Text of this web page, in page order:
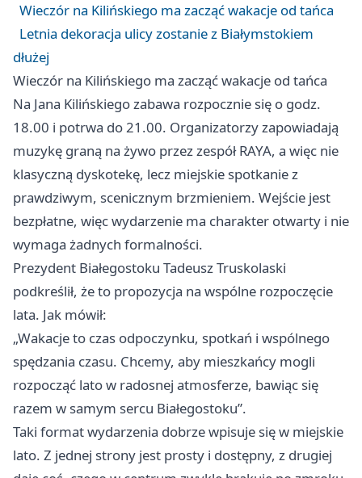
Wieczór na Kilińskiego ma zacząć wakacje od tańca
Letnia dekoracja ulicy zostanie z Białymstokiem
dłużej
Wieczór na Kilińskiego ma zacząć wakacje od tańca
Na Jana Kilińskiego zabawa rozpocznie się o godz.
18.00 i potrwa do 21.00. Organizatorzy zapowiadają
muzykę graną na żywo przez zespół RAYA, a więc nie
klasyczną dyskotekę, lecz miejskie spotkanie z
prawdziwym, scenicznym brzmieniem. Wejście jest
bezpłatne, więc wydarzenie ma charakter otwarty i nie
wymaga żadnych formalności.
Prezydent Białegostoku Tadeusz Truskolaski
podkreślił, że to propozycja na wspólne rozpoczęcie
lata. Jak mówił:
„Wakacje to czas odpoczynku, spotkań i wspólnego
spędzania czasu. Chcemy, aby mieszkańcy mogli
rozpocząć lato w radosnej atmosferze, bawiąc się
razem w samym sercu Białegostoku”.
Taki format wydarzenia dobrze wpisuje się w miejskie
lato. Z jednej strony jest prosty i dostępny, z drugiej